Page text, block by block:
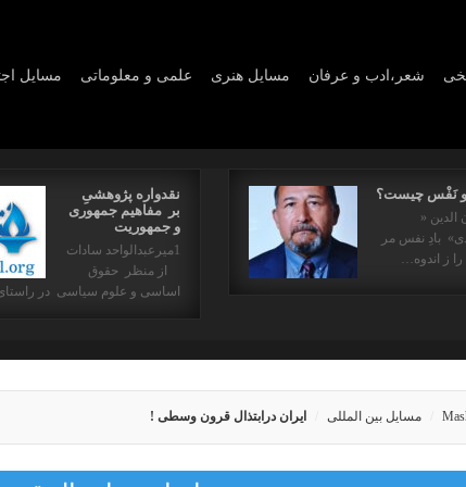
مسايل علمی و معلوماتی مسايل هنری شعر،ادب و عرفان
نقدواره پژوهشیِ
بر مفاهیم جمهوری
و جمهوریت
1میرعبدالواحد سادات
از منظر حقوق
اساسی و علوم سیاسی در
و نَفْس چیست؟
الدین «
بادِ نفس مر
را ز اندوه…
مسایل بین المللی ایران درابتذال قرون وسطی !